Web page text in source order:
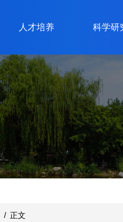
人才培养 科学研
/ 正文